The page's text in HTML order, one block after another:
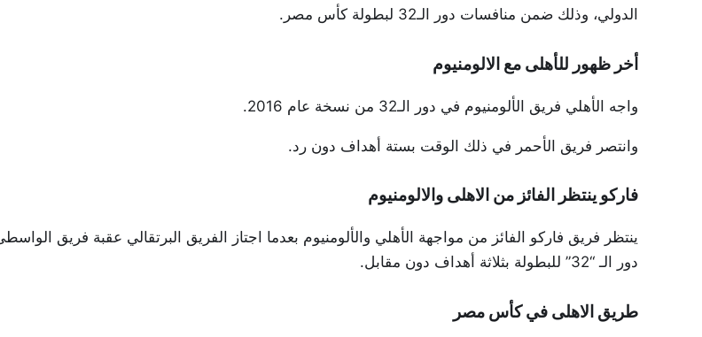
الدولي، وذلك ضمن منافسات دور الـ32 لبطولة كأس مصر.
أخر ظهور للأهلى مع الالومنيوم
واجه الأهلي فريق الألومنيوم في دور الـ32 من نسخة عام 2016.
وانتصر فريق الأحمر في ذلك الوقت بستة أهداف دون رد.
فاركو ينتظر الفائز من الاهلى والالومنيوم
ينتظر فريق فاركو الفائز من مواجهة الأهلي والألومنيوم بعدما اجتاز الفريق البرتقالي عقبة فريق
دور الـ “32” للبطولة بثلاثة أهداف دون مقابل.
طريق الاهلى في كأس مصر